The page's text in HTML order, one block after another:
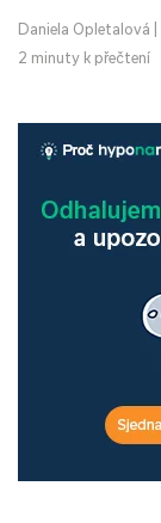
Daniela Opletalová
2 minuty k přečtení